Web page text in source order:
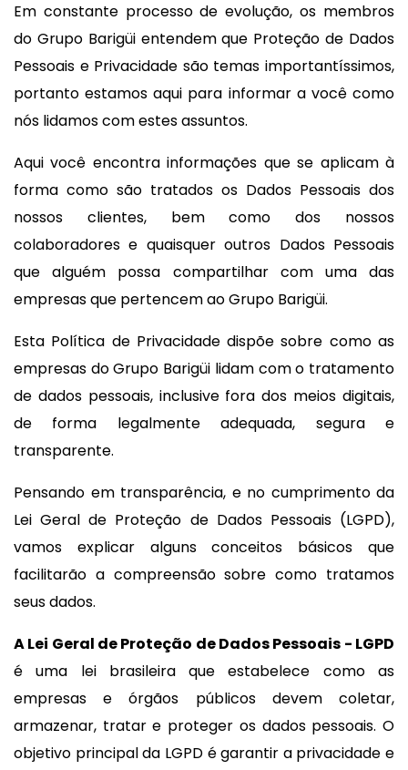
Em constante processo de evolução, os membros
do Grupo Barigüi entendem que Proteção de Dados
Pessoais e Privacidade são temas importantíssimos,
portanto estamos aqui para informar a você como
nós lidamos com estes assuntos.
Aqui você encontra informações que se aplicam à
forma como são tratados os Dados Pessoais dos
nossos clientes, bem como dos nossos
colaboradores e quaisquer outros Dados Pessoais
que alguém possa compartilhar com uma das
empresas que pertencem ao Grupo Barigüi.
Esta Política de Privacidade dispõe sobre como as
empresas do Grupo Barigüi lidam com o tratamento
de dados pessoais, inclusive fora dos meios digitais,
de forma legalmente adequada, segura e
transparente.
Pensando em transparência, e no cumprimento da
Lei Geral de Proteção de Dados Pessoais (LGPD),
vamos explicar alguns conceitos básicos que
facilitarão a compreensão sobre como tratamos
seus dados.
A Lei Geral de Proteção de Dados Pessoais - LGPD
é uma lei brasileira que estabelece como as
empresas e órgãos públicos devem coletar,
armazenar, tratar e proteger os dados pessoais. O
objetivo principal da LGPD é garantir a privacidade e